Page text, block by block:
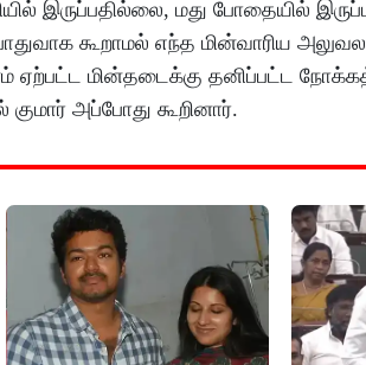
இருப்பதில்லை, மது போதையில்
கூறாமல் எந்த மின்வாரிய
ஏற்பட்ட மின்தடைக்கு தனிப்பட்ட
அப்போது கூறினார்.